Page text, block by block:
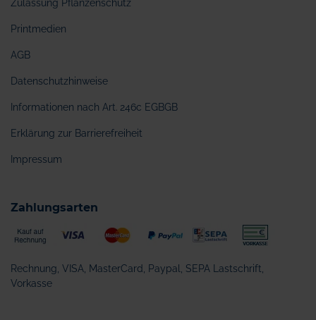
Zulassung Pflanzenschutz
Printmedien
AGB
Datenschutzhinweise
Informationen nach Art. 246c EGBGB
Erklärung zur Barrierefreiheit
Impressum
Zahlungsarten
Rechnung, VISA, MasterCard, Paypal, SEPA Lastschrift,
Vorkasse